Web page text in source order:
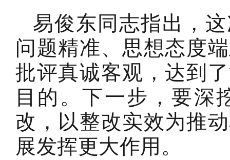
易俊东同志指出，
问题精准、思想态度
批评真诚客观，达到
目的。下一步，要深
改，以整改实效为推
展发挥更大作用。